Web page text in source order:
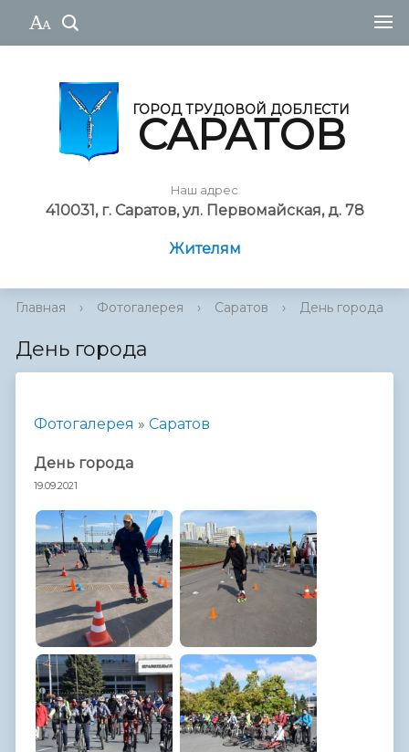
ГОРОД ТРУДОВОЙ ДОБЛЕСТИ
САРАТОВ
Наш адрес
410031, г. Саратов, ул. Первомайская, д. 78
Жителям
Главная › Фотогалерея › Саратов › День города
День города
Фотогалерея » Саратов
День города
19.09.2021